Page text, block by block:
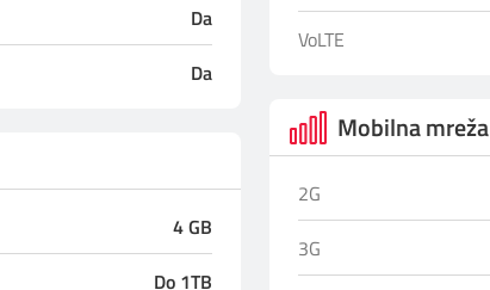
Da
Da
4 GB
Do 1TB
VoLTE
Mobilna mreža
2G
3G